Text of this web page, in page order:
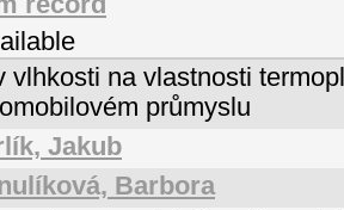
vlhkosti na vlastnosti
průmyslu
Jakub
Barbora